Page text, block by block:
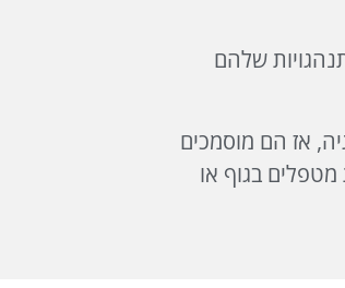
שלהם
אז הם מוסמכים
מטפלים בגוף או